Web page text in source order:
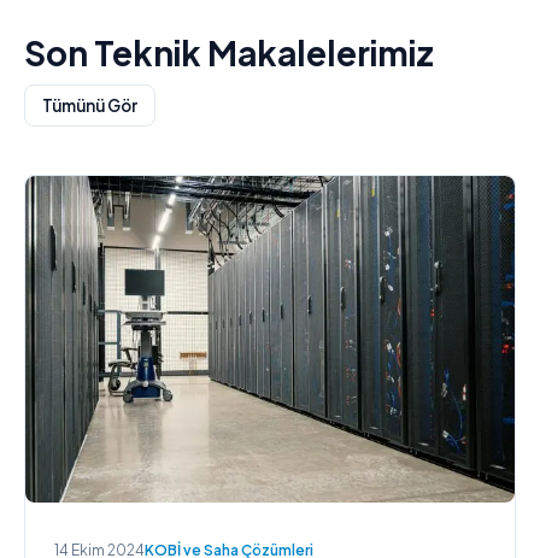
Son Teknik Makalelerimiz
Tümünü Gör
14 Ekim 2024KOBİ ve Saha Çözümleri